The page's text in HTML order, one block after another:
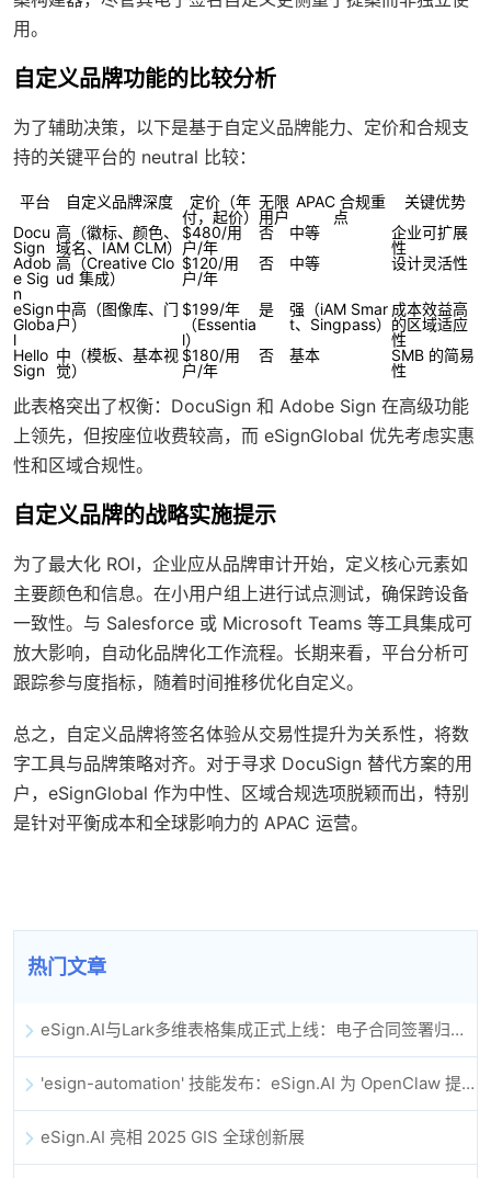
用。
自定义品牌功能的比较分析
为了辅助决策，以下是基于自定义品牌能力、定价和合规支
持的关键平台的 neutral 比较：
平台 自定义品牌深度
定价（年
付，起价）
无限
用户
APAC 合规重
点
关键优势
Docu
Sign
高（徽标、颜色、
域名、IAM CLM）
$480/用
户/年
否 中等
企业可扩展
性
Adob
e Sig
n
高（Creative Clo
ud 集成）
$120/用
户/年
否 中等 设计灵活性
eSign
Globa
l
中高（图像库、门
户）
$199/年
（Essentia
l）
是
强（iAM Smar
t、Singpass）
成本效益高
的区域适应
性
Hello
Sign
中（模板、基本视
觉）
$180/用
户/年
否 基本
SMB 的简易
性
此表格突出了权衡：DocuSign 和 Adobe Sign 在高级功能
上领先，但按座位收费较高，而 eSignGlobal 优先考虑实惠
性和区域合规性。
自定义品牌的战略实施提示
为了最大化 ROI，企业应从品牌审计开始，定义核心元素如
主要颜色和信息。在小用户组上进行试点测试，确保跨设备
一致性。与 Salesforce 或 Microsoft Teams 等工具集成可
放大影响，自动化品牌化工作流程。长期来看，平台分析可
跟踪参与度指标，随着时间推移优化自定义。
总之，自定义品牌将签名体验从交易性提升为关系性，将数
字工具与品牌策略对齐。对于寻求 DocuSign 替代方案的用
户，eSignGlobal 作为中性、区域合规选项脱颖而出，特别
是针对平衡成本和全球影响力的 APAC 运营。
热门文章
eSign.AI与Lark多维表格集成正式上线：电子合同签署归档全程自动化
'esign-automation' 技能发布：eSign.AI 为 OpenClaw 提供自动化电子签名能力
eSign.AI 亮相 2025 GIS 全球创新展